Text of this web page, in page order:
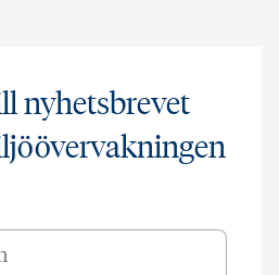
nyhetsbrevet